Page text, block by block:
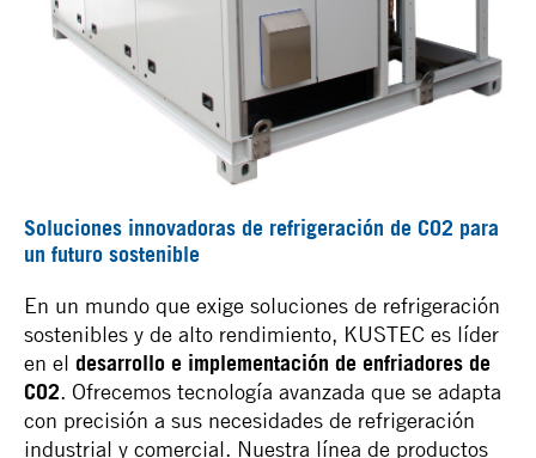
Soluciones innovadoras de refrigeración de CO2 para
un futuro sostenible
En un mundo que exige soluciones de refrigeración
sostenibles y de alto rendimiento, KUSTEC es líder
en el desarrollo e implementación de enfriadores de
CO2. Ofrecemos tecnología avanzada que se adapta
con precisión a sus necesidades de refrigeración
industrial y comercial. Nuestra línea de productos